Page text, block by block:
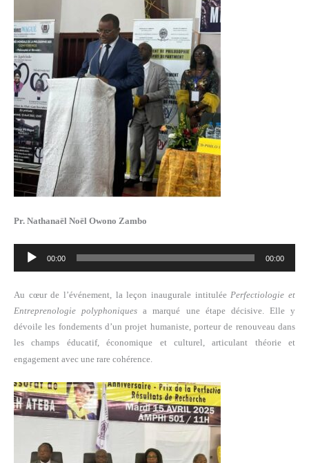
Pr. Nathanaël Noël Owono Zambo
Lecteur
audio
00:00 00:00
Au cœur de l’événement, la leçon inaugurale intituléePerfectiologie et
Entreprenologie polyphoniques a marqué une étape décisive. Elle y
dévoile les fondements d’un projet humaniste, porteur de renouveau dans
les champs éducatif, économique et culturel, articulant théorie et
engagement avec une rare cohérence.